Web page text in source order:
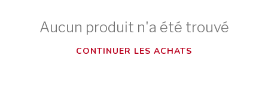
Aucun produit n'a été trouvé
CONTINUER LES ACHATS